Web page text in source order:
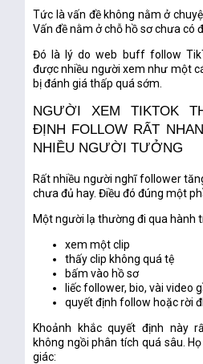
Tức là vấn đề không nằm ở
Vấn đề nằm ở chỗ hồ sơ chưa có
Đó là lý doweb buff follow
được nhiều người xem như một
bị đánh giá thấp quá sớm.
NGƯỜI XEM TIKTOK
ĐỊNH FOLLOW RẤT
NHIỀU NGƯỜI TƯỞNG
Rất nhiều người nghĩ follower
chưa đủ hay. Điều đó đúng một
Một người lạ thường đi qua hành
xem một clip
thấy clip không quá tệ
bấm vào hồ sơ
liếc follower, bio, vài video
quyết định follow hoặc rời đi
Khoảnh khắc quyết định này
không ngồi phân tích quá sâu.
giác: